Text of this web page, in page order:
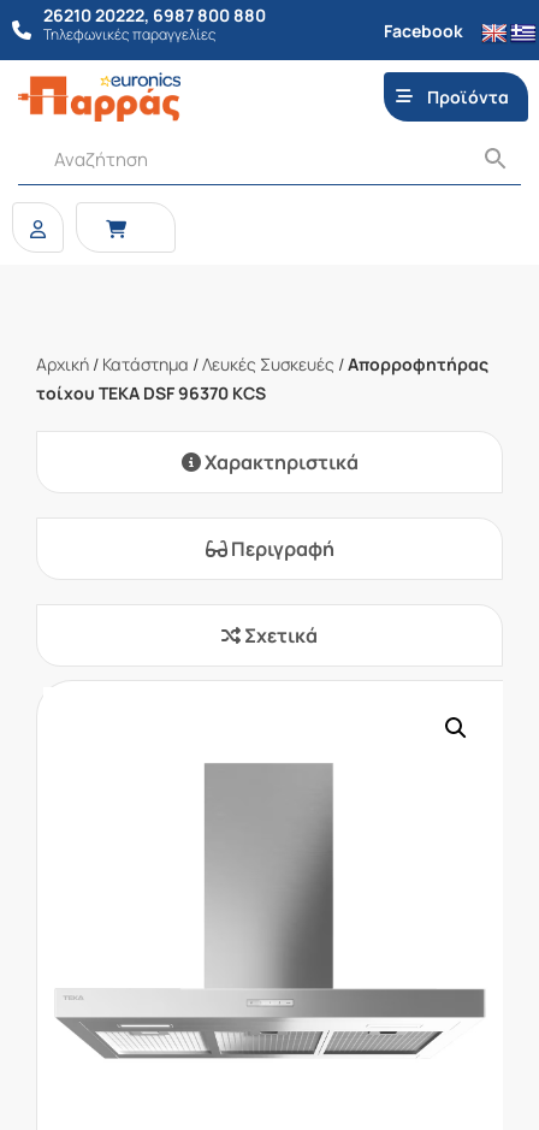
26210 20222, 6987 800 880
Τηλεφωνικές παραγγελίες Facebook
Προϊόντα
Αρχική / Κατάστημα /Λευκές Συσκευές /Απορροφητήρας
τοίχου TEKA DSF 96370 KCS
Χαρακτηριστικά
Περιγραφή
Σχετικά